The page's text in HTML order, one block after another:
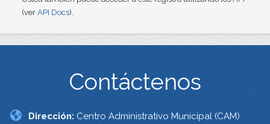
(ver API Docs).
Contáctenos
Dirección: Centro Administrativo Municipal (CAM)